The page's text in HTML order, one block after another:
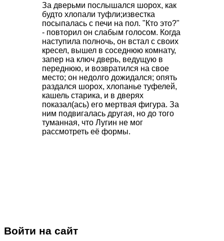
За дверьми послышался шорох, как
будто хлопали туфли;известка
посыпалась с печи на пол. "Кто это?"
- повторил он слабым голосом. Когда
наступила полночь, он встал с своих
кресел, вышел в соседнюю комнату,
запер на ключ дверь, ведущую в
переднюю, и возвратился на свое
место; он недолго дожидался; опять
раздался шорох, хлопанье туфелей,
кашель старика, и в дверях
показал(ась) его мертвая фигура. За
ним подвигалась другая, но до того
туманная, что Лугин не мог
рассмотреть её формы.
Войти на сайт